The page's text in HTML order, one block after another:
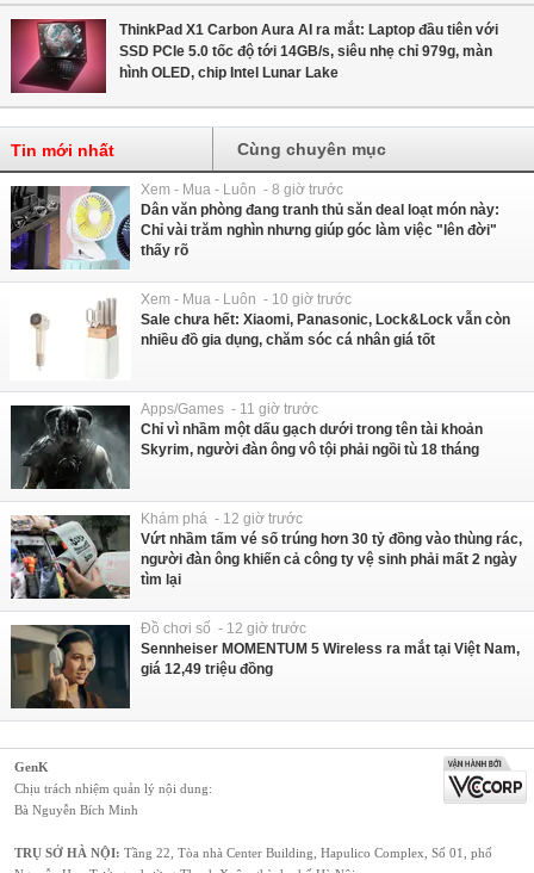
ThinkPad X1 Carbon Aura AI ra mắt: Laptop đầu tiên với
SSD PCIe 5.0 tốc độ tới 14GB/s, siêu nhẹ chỉ 979g, màn
hình OLED, chip Intel Lunar Lake
Tin mới nhất Cùng chuyên mục
Xem - Mua - Luôn - 8 giờ trước
Dân văn phòng đang tranh thủ săn deal loạt món này:
Chỉ vài trăm nghìn nhưng giúp góc làm việc "lên đời"
thấy rõ
Xem - Mua - Luôn - 10 giờ trước
Sale chưa hết: Xiaomi, Panasonic, Lock&Lock vẫn còn
nhiều đồ gia dụng, chăm sóc cá nhân giá tốt
Apps/Games - 11 giờ trước
Chỉ vì nhầm một dấu gạch dưới trong tên tài khoản
Skyrim, người đàn ông vô tội phải ngồi tù 18 tháng
Khám phá - 12 giờ trước
Vứt nhầm tấm vé số trúng hơn 30 tỷ đồng vào thùng rác,
người đàn ông khiến cả công ty vệ sinh phải mất 2 ngày
tìm lại
Đồ chơi số - 12 giờ trước
Sennheiser MOMENTUM 5 Wireless ra mắt tại Việt Nam,
giá 12,49 triệu đồng
GenK
Chịu trách nhiệm quản lý nội dung:
Bà Nguyễn Bích Minh
TRỤ SỞ HÀ NỘI: Tầng 22, Tòa nhà Center Building, Hapulico Complex, Số 01, phố